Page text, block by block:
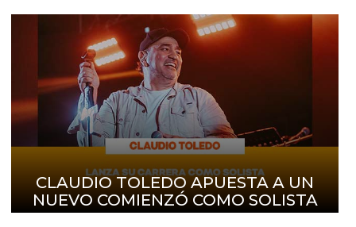
CLAUDIO TOLEDO APUESTA A UN
NUEVO COMIENZÓ COMO SOLISTA